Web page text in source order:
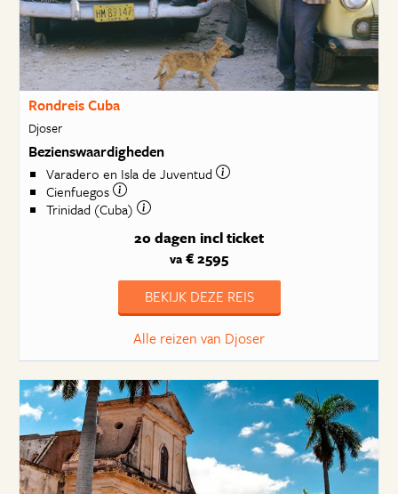
Rondreis Cuba
Djoser
Bezienswaardigheden
Varadero en Isla de Juventud
Cienfuegos
Trinidad (Cuba)
20 dagen incl ticket
va € 2595
BEKIJK DEZE REIS
Alle reizen van Djoser